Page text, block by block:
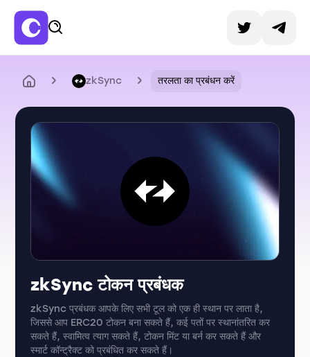
zkSync तरलता का प्रबंधन करें
zkSync टोकन प्रबंधक
zkSync प्रबंधक आपके लिए सभी टूल को एक ही स्थान पर लाता है,
जिससे आप ERC20 टोकन बना सकते हैं, कई पतों पर स्थानांतरित कर
सकते हैं, स्वामित्व त्याग सकते हैं, टोकन मिंट या बर्न कर सकते हैं और
स्मार्ट कॉन्ट्रैक्ट को प्रबंधित कर सकते हैं।